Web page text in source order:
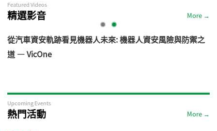
Featured Videos
精選影音 More →
從汽車資安軌跡看見機器人未來: 機器人資安風險與防禦之
道 — VicOne
Upcoming Events
熱門活動 More →